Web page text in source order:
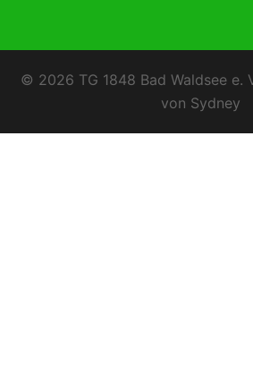
© 2026 TG 1848 Bad Waldsee e.
von Sydney